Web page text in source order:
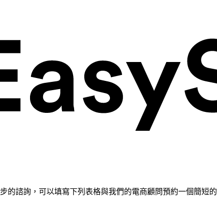
的諮詢，可以填寫下列表格與我們的電商顧問預約一個簡短